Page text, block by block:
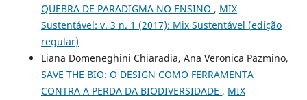
QUEBRA DE PARADIGMA NO ENSINO , MIX
Sustentável: v. 3 n. 1 (2017): Mix Sustentável (edição
regular)
Liana Domeneghini Chiaradia, Ana Veronica Pazmino,
SAVE THE BIO: O DESIGN COMO FERRAMENTA
CONTRA A PERDA DA BIODIVERSIDADE , MIX